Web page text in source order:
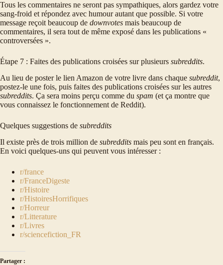
Tous les commentaires ne seront pas sympathiques, alors gardez votre
sang-froid et répondez avec humour autant que possible. Si votre
message reçoit beaucoup de downvotes mais beaucoup de
commentaires, il sera tout de même exposé dans les publications «
controversées ».
Étape 7 : Faites des publications croisées sur plusieurs subreddits.
Au lieu de poster le lien Amazon de votre livre dans chaque subreddit,
postez-le une fois, puis faites des publications croisées sur les autres
subreddits. Ça sera moins perçu comme du spam (et ça montre que
vous connaissez le fonctionnement de Reddit).
Quelques suggestions de subreddits
Il existe près de trois million de subreddits mais peu sont en français.
En voici quelques-uns qui peuvent vous intéresser :
r/france
r/FranceDigeste
r/Histoire
r/HistoiresHorrifiques
r/Horreur
r/Litterature
r/Livres
r/sciencefiction_FR
Partager :